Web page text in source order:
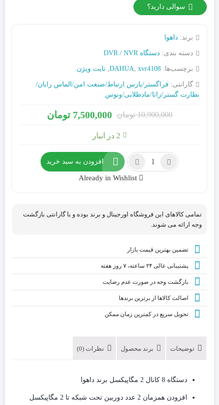
سوالی دارید؟
برند: داهوا
دسته بندی: دستگاه DVR / NVR
برچسب‌ها: DAHUA, xvr4108
, نایت ویژن
گارانتی: فراگستر/پارس ارتباط/صنعت امن/الماس رایان/
نظارت گستر/زاتا/مادطلایی/ونوس
10,900,000 تومان 7,500,000 تومان
2 در انبار
تعداد:
ضبط
کانال
داهوا
DAHUA-
XVR4108HS-
i
گارانتی
اصلی
دوساله
افزودن به سبد خرید
Already in Wishlist
تمامی کالاهای این فروشگاه اورجینال و برند بوده و با گارانتی بازگشت
وجه ارائه می شوند.
تضمین بهترین قیمت بازار
پشتیبانی عالی ۲۴ ساعته، ۷ روز هفته
بازگشت وجه در صورت عدم رضایت
اصالت کالاها از برترین برندها
تحویل سریع در کمترین زمان ممکن
توضیحات برند محصول نظرات (0)
دستگاه 8 کانال 2 مگاپیکسل برند داهوا
افزودن همزمان 2 عدد دوربین تحت شبکه تا 2 مگاپیکسل